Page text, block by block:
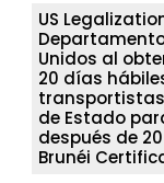
US
Unidos al
20 días
de Estado
después de
Brunéi